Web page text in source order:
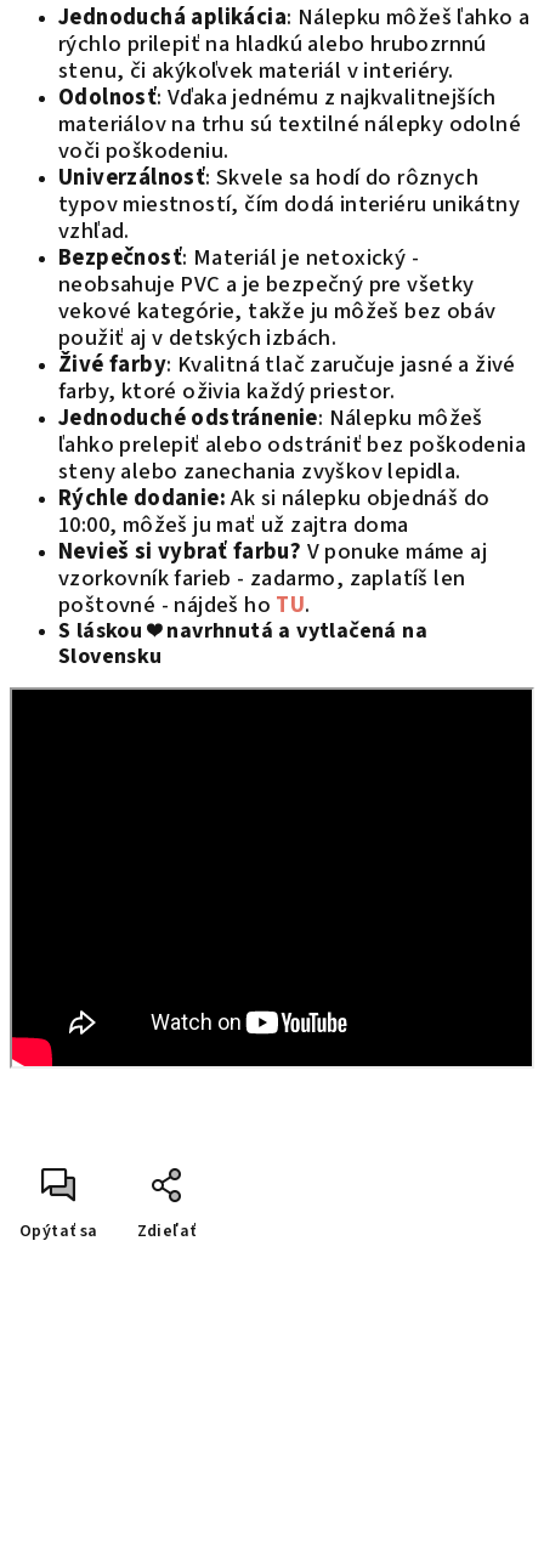
Jednoduchá aplikácia: Nálepku môžeš ľahko a
rýchlo prilepiť na hladkú alebo hrubozrnnú
stenu, či akýkoľvek materiál v interiéry.
Odolnosť: Vďaka jednému z najkvalitnejších
materiálov na trhu sú textilné nálepky odolné
voči poškodeniu.
Univerzálnosť: Skvele sa hodí do rôznych
typov miestností, čím dodá interiéru unikátny
vzhľad.
Bezpečnosť: Materiál je netoxický -
neobsahuje PVC a je bezpečný pre všetky
vekové kategórie, takže ju môžeš bez obáv
použiť aj v detských izbách.
Živé farby: Kvalitná tlač zaručuje jasné a živé
farby, ktoré oživia každý priestor.
Jednoduché odstránenie: Nálepku môžeš
ľahko prelepiť alebo odstrániť bez poškodenia
steny alebo zanechania zvyškov lepidla.
Rýchle dodanie:Ak si nálepku objednáš do
10:00, môžeš ju mať už zajtra doma
Nevieš si vybrať farbu? V ponuke máme aj
vzorkovník farieb - zadarmo, zaplatíš len
poštovné - nájdeš ho TU.
S láskou ❤️ navrhnutá a vytlačená na
Slovensku
Opýtať sa Zdieľať